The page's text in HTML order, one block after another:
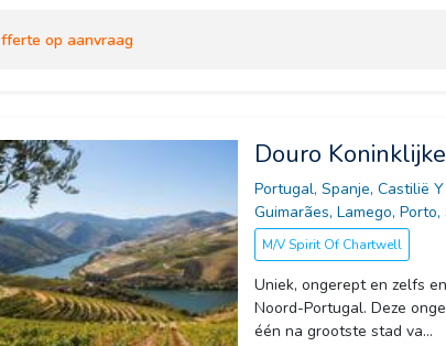
op aanvraag
Douro
Portugal, Spanje, Castilië
Guimarães, Lamego,
M/V Spirit Of Chartwell
Uniek, ongerept en zelfs
Noord-Portugal. Deze
één na grootste stad va...